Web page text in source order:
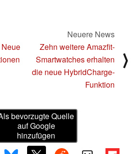
Neuere News
Zehn weitere Amazfit-
Smartwatches erhalten
die neue HybridCharge-
Funktion
⟩
bevorzugte Quelle
auf Google
hinzufügen